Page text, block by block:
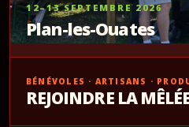
12–13 SEPTEMBRE 2026
Plan-les-Ouates
BÉNÉVOLES · ARTISANS ·
REJOINDRE LA